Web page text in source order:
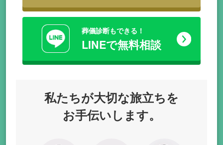
葬儀診断もできる！
LINEで無料相談
私たちが大切な旅立ちを
お手伝いします。